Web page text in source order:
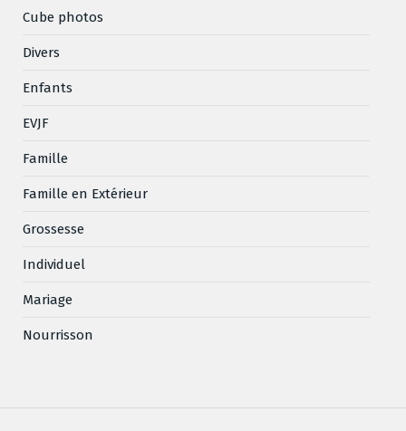
Cube photos
Divers
Enfants
EVJF
Famille
Famille en Extérieur
Grossesse
Individuel
Mariage
Nourrisson